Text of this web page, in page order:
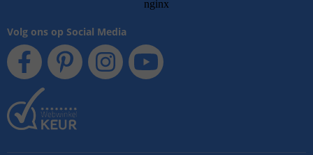
Volg ons op Social Media